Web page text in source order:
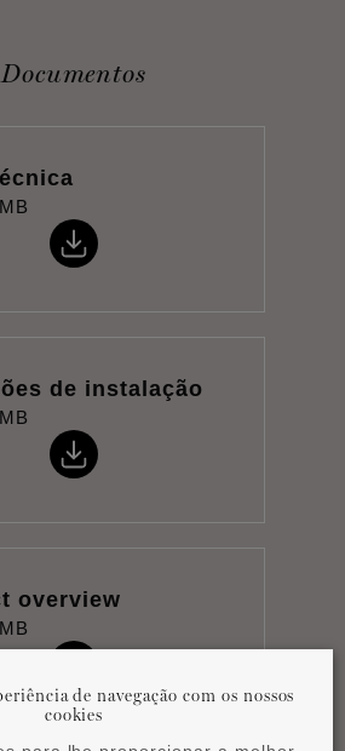
Documentos
de instalação
overview
de navegação com os nossos
cookies